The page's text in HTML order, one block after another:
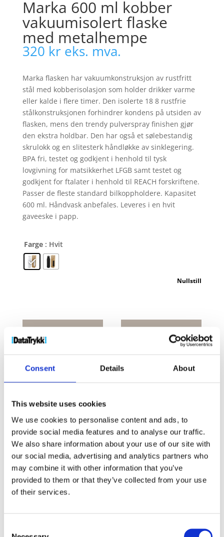
Consent Details About
This website uses cookies
We use cookies to personalise content and ads, to
provide social media features and to analyse our traffic.
We also share information about your use of our site with
our social media, advertising and analytics partners who
may combine it with other information that you’ve
provided to them or that they’ve collected from your use
of their services.
Marka 600 ml kobber
vakuumisolert flaske
med metalhempe
320 kr eks. mva.
Marka flasken har vakuumkonstruksjon av rustfritt
stål med kobberisolasjon som holder drikker varme
eller kalde i flere timer. Den isolerte 18 8 rustfrie
stålkonstruksjonen forhindrer kondens på utsiden av
flasken, mens den trendy pulverspray finishen gjør
den ekstra holdbar. Den har også et sølebestandig
skrulokk og en slitesterk håndløkke av sinklegering.
BPA fri, testet og godkjent i henhold til tysk
lovgivning for matsikkerhet LFGB samt testet og
godkjent for ftalater i henhold til REACH forskriftene.
Passer de fleste standard bilkoppholdere. Kapasitet
600 ml. Håndvask anbefales. Leveres i en hvit
gaveeske i papp.
Farge : Hvit
Nullstill
ml
kobber
med
metalhempe
Kjøp produkt
uten print
Be om pris
produkt med
Termoflasker
Stikkord:drikke
kobber,Kopp ,rustfritt,stål,termo,termoflaske ,
vakuum